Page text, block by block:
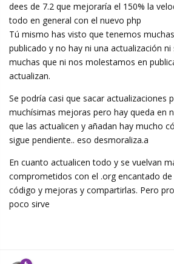
dees de 7.2 que mejoraría el 150% la
todo en general con el nuevo php
Tú mismo has visto que tenemos
publicado y no hay ni una actualización ni
muchas que ni nos molestamos en
actualizan.
Se podría casi que sacar actualizaciones
muchísimas mejoras pero hay queda en
que las actualicen y añadan hay mucho
sigue pendiente.. eso desmoraliza.a
En cuanto actualicen todo y se vuelvan
comprometidos con el .org encantado
código y mejoras y compartirlas. Pero
poco sirve